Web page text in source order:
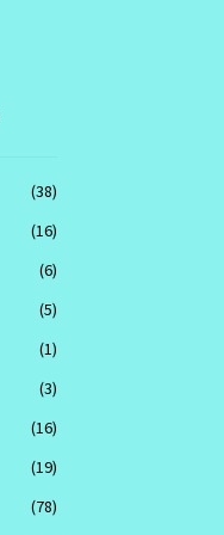
(38)
(16)
(6)
(5)
(1)
(3)
(16)
(19)
(78)